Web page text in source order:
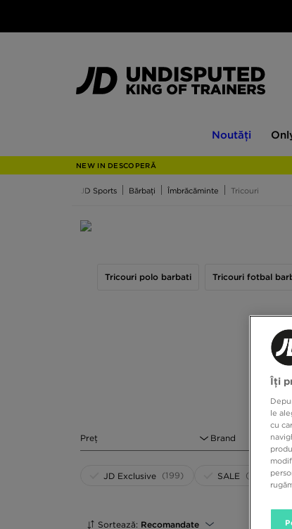
Noutăți
JD
NEW IN DESCOPERĂ
JD Sports Bărbați Îmbrăcăminte Tricouri
Cel mai universal articol vestimentar?
care au format granitele lumii moderne. In
trenduri in moda, dar acestea erau, fara
barbati poate fi purtat astazi la fel de
motivului pentru care acest articol
Tricouri polo barbati Tricouri fotbal
Preț Brand
JD Exclusive (199) SALE (296)
Sortează: Recomandate
Îți
le
cu